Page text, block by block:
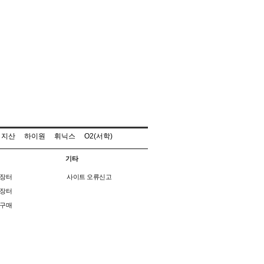
지산 하이원 휘닉스 O2(서학)
터
터
매
기타
사이트 오류신고